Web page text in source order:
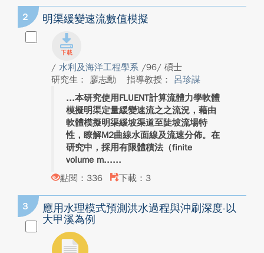
2 明渠緩變速流數值模擬
/ 水利及海洋工程學系 /96/ 碩士
研究生： 廖志勳
指導教授： 呂珍謀
本研究使用FLUENT計算流體力學軟體
模擬明渠定量緩變速流之之流況，藉由
軟體模擬明渠緩坡渠道至陡坡流場特
性，瞭解M2曲線水面線及流速分佈。在
研究中，採用有限體積法（finite
volume m...
點閱：336
下載：3
3
應用水理模式預測洪水過程與沖刷深度-以
大甲溪為例